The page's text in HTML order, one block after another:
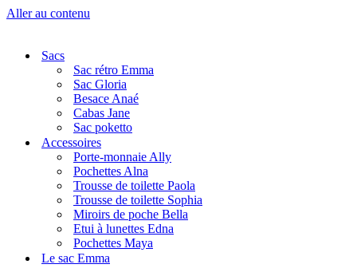
Aller au contenu
Sacs
Sac rétro Emma
Sac Gloria
Besace Anaé
Cabas Jane
Sac poketto
Accessoires
Porte-monnaie Ally
Pochettes Alna
Trousse de toilette Paola
Trousse de toilette Sophia
Miroirs de poche Bella
Etui à lunettes Edna
Pochettes Maya
Le sac Emma